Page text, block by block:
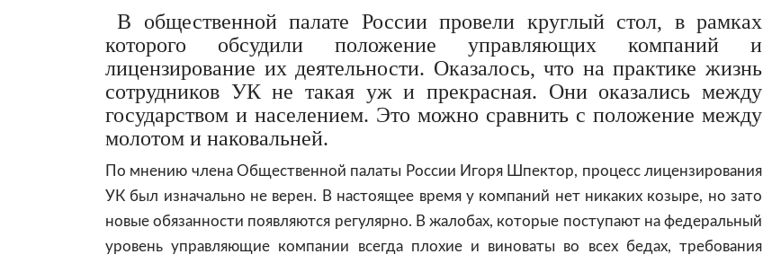
В общественной палате России провели круглый стол, в рамках
которого обсудили положение управляющих компаний и
лицензирование их деятельности. Оказалось, что на практике жизнь
сотрудников УК не такая уж и прекрасная. Они оказались между
государством и населением. Это можно сравнить с положение между
молотом и наковальней.
По мнению члена Общественной палаты России Игоря Шпектор, процесс лицензирования
УК был изначально не верен. В настоящее время у компаний нет никаких козыре, но зато
новые обязанности появляются регулярно. В жалобах, которые поступают на федеральный
уровень управляющие компании всегда плохие и виноваты во всех бедах, требования